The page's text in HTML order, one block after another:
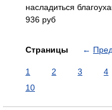
насладиться
936 руб
Страницы ←
1 2 3 4
10